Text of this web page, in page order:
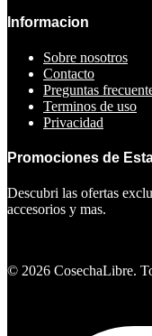
Informacion
Sobre nosotros
Contacto
Preguntas
Terminos de uso
Privacidad
Promociones de
Descubri las ofertas
accesorios y mas.
© 2026 CosechaLibre.